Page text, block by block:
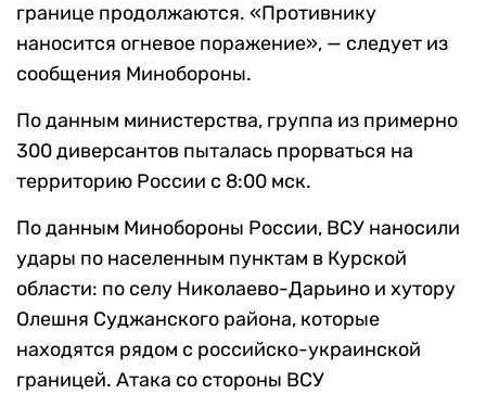
границе продолжаются. «Противнику
наносится огневое поражение», — следует из
сообщения Минобороны.
По данным министерства, группа из примерно
300 диверсантов пыталась прорваться на
территорию России с 8:00 мск.
По данным Минобороны России, ВСУ наносили
удары по населенным пунктам в Курской
области: по селу Николаево-Дарьино и хутору
Олешня Суджанского района, которые
находятся рядом с российско-украинской
границей. Атака со стороны ВСУ